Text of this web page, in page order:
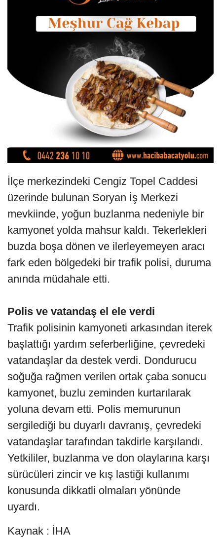
İlçe merkezindeki Cengiz Topel Caddesi
üzerinde bulunan Soryan İş Merkezi
mevkiinde, yoğun buzlanma nedeniyle bir
kamyonet yolda mahsur kaldı. Tekerlekleri
buzda boşa dönen ve ilerleyemeyen aracı
fark eden bölgedeki bir trafik polisi, duruma
anında müdahale etti.
Polis ve vatandaş el ele verdi
Trafik polisinin kamyoneti arkasından iterek
başlattığı yardım seferberliğine, çevredeki
vatandaşlar da destek verdi. Dondurucu
soğuğa rağmen verilen ortak çaba sonucu
kamyonet, buzlu zeminden kurtarılarak
yoluna devam etti. Polis memurunun
sergilediği bu duyarlı davranış, çevredeki
vatandaşlar tarafından takdirle karşılandı.
Yetkililer, buzlanma ve don olaylarına karşı
sürücüleri zincir ve kış lastiği kullanımı
konusunda dikkatli olmaları yönünde
uyardı.
Kaynak : İHA